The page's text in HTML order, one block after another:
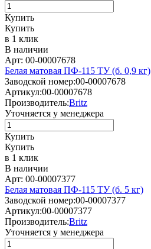
Купить
Купить
в 1 клик
В наличии
Арт: 00-00007678
Белая матовая ПФ-115 ТУ (б. 0,9 кг)
Заводской номер:00-00007678
Артикул:00-00007678
Производитель:Britz
Уточняется у менеджера
Купить
Купить
в 1 клик
В наличии
Арт: 00-00007377
Белая матовая ПФ-115 ТУ (б. 5 кг)
Заводской номер:00-00007377
Артикул:00-00007377
Производитель:Britz
Уточняется у менеджера